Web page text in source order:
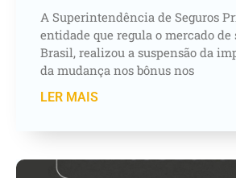
A Superintendência de Seguros
entidade que regula o mercado de
Brasil, realizou a suspensão da
da mudança nos bônus nos
LER MAIS